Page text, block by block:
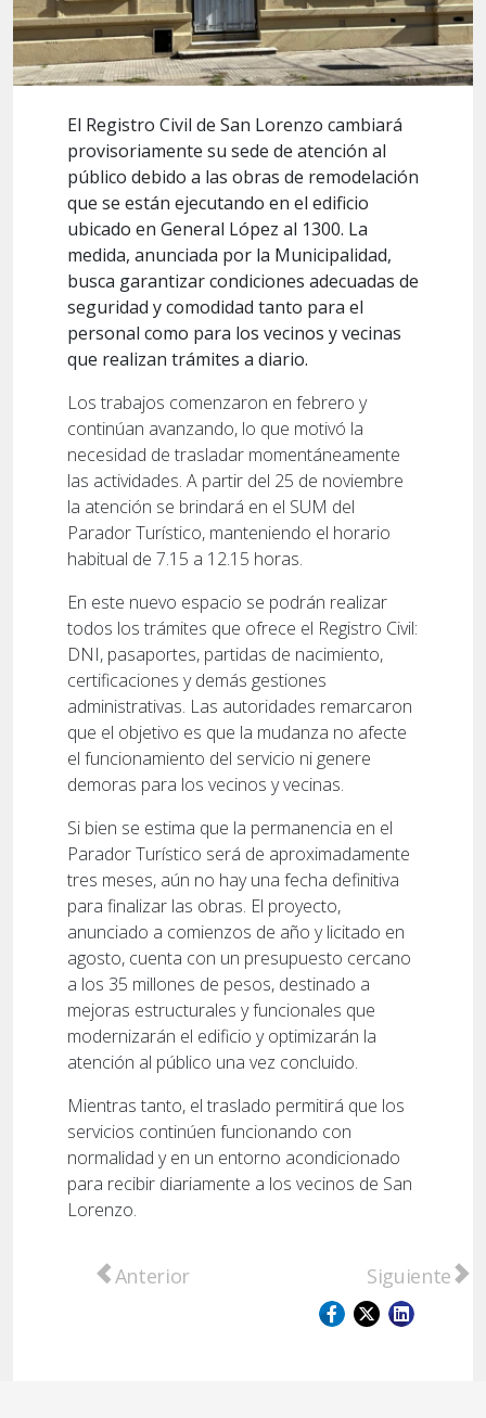
El Registro Civil de San Lorenzo cambiará
provisoriamente su sede de atención al
público debido a las obras de remodelación
que se están ejecutando en el edificio
ubicado en General López al 1300. La
medida, anunciada por la Municipalidad,
busca garantizar condiciones adecuadas de
seguridad y comodidad tanto para el
personal como para los vecinos y vecinas
que realizan trámites a diario.
Los trabajos comenzaron en febrero y
continúan avanzando, lo que motivó la
necesidad de trasladar momentáneamente
las actividades. A partir del 25 de noviembre
la atención se brindará en el SUM del
Parador Turístico, manteniendo el horario
habitual de 7.15 a 12.15 horas.
En este nuevo espacio se podrán realizar
todos los trámites que ofrece el Registro Civil:
DNI, pasaportes, partidas de nacimiento,
certificaciones y demás gestiones
administrativas. Las autoridades remarcaron
que el objetivo es que la mudanza no afecte
el funcionamiento del servicio ni genere
demoras para los vecinos y vecinas.
Si bien se estima que la permanencia en el
Parador Turístico será de aproximadamente
tres meses, aún no hay una fecha definitiva
para finalizar las obras. El proyecto,
anunciado a comienzos de año y licitado en
agosto, cuenta con un presupuesto cercano
a los 35 millones de pesos, destinado a
mejoras estructurales y funcionales que
modernizarán el edificio y optimizarán la
atención al público una vez concluido.
Mientras tanto, el traslado permitirá que los
servicios continúen funcionando con
normalidad y en un entorno acondicionado
para recibir diariamente a los vecinos de San
Lorenzo.
Artículo anterior: Triple crimen de
Anterior Artículo
Siguiente